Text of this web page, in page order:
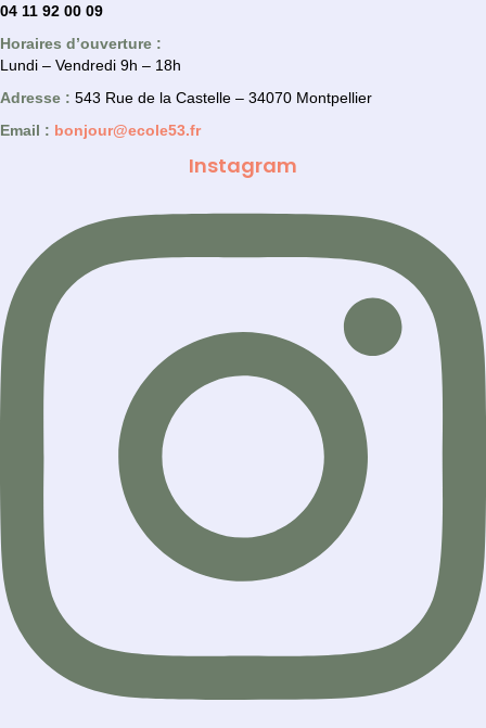
04 11 92 00 09
Horaires d’ouverture :
Lundi – Vendredi 9h – 18h
Adresse : 543 Rue de la Castelle – 34070 Montpellier
Email : bonjour@ecole53.fr
Instagram